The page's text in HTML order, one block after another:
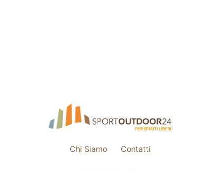
Chi Siamo Contatti